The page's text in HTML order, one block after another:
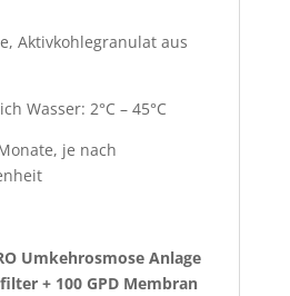
Aktivkohlegranulat aus
Wasser: 2°C – 45°C
je nach
Umkehrosmose Anlage
+ 100 GPD Membran